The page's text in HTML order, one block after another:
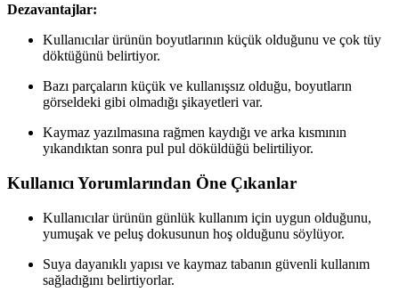
Dezavantajlar:
Kullanıcılar ürünün boyutlarının küçük olduğunu ve çok tüy
döktüğünü belirtiyor.
Bazı parçaların küçük ve kullanışsız olduğu, boyutların
görseldeki gibi olmadığı şikayetleri var.
Kaymaz yazılmasına rağmen kaydığı ve arka kısmının
yıkandıktan sonra pul pul döküldüğü belirtiliyor.
Kullanıcı Yorumlarından Öne Çıkanlar
Kullanıcılar ürünün günlük kullanım için uygun olduğunu,
yumuşak ve peluş dokusunun hoş olduğunu söylüyor.
Suya dayanıklı yapısı ve kaymaz tabanın güvenli kullanım
sağladığını belirtiyorlar.